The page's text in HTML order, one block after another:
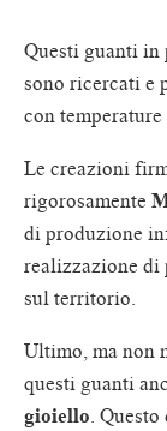
Questi guanti in
sono ricercati e
con
Le creazioni
rigorosamente
di produzione
realizzazione
sul territorio.
Ultimo, ma non
questi guanti
gioiello.